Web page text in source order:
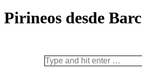
desde
Search: